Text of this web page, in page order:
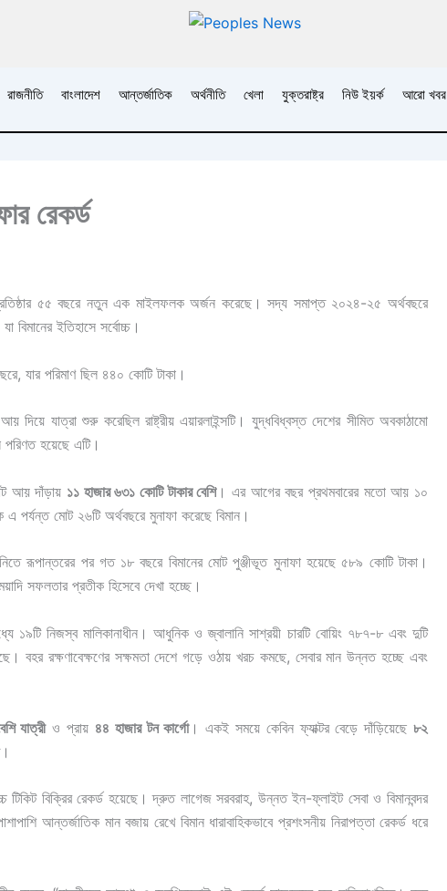
রাজনীতি বাংলাদেশ আন্তর্জাতিক অর্থনীতি খেলা যুক্তরাষ্ট্র নিউ ইয়র্ক আরো খবর
রেকর্ড
৫৫ বছরে নতুন এক মাইলফলক অর্জন করেছে। সদ্য সমাপ্ত ২০২৪-২৫ অর্থবছরে
বিমানের ইতিহাসে সর্বোচ্চ।
যার পরিমাণ ছিল ৪৪০ কোটি টাকা।
যাত্রা শুরু করেছিল রাষ্ট্রীয় এয়ারলাইন্সটি। যুদ্ধবিধ্বস্ত দেশের সীমিত অবকাঠামো
পরিণত হয়েছে এটি।
আয় দাঁড়ায় ১১ হাজার ৬৩১ কোটি টাকার বেশি। এর আগের বছর প্রথমবারের মতো আয় ১০
পর্যন্ত মোট ২৬টি অর্থবছরে মুনাফা করেছে বিমান।
রূপান্তরের পর গত ১৮ বছরে বিমানের মোট পুঞ্জীভূত মুনাফা হয়েছে ৫৮৯ কোটি টাকা।
সফলতার প্রতীক হিসেবে দেখা হচ্ছে।
১৯টি নিজস্ব মালিকানাধীন। আধুনিক ও জ্বালানি সাশ্রয়ী চারটি বোয়িং ৭৮৭-৮ এবং দুটি
বহর রক্ষণাবেক্ষণের সক্ষমতা দেশে গড়ে ওঠায় খরচ কমছে, সেবার মান উন্নত হচ্ছে এবং
যাত্রীও প্রায় ৪৪ হাজার টন কার্গো। একই সময়ে কেবিন ফ্যাক্টর বেড়ে দাঁড়িয়েছে৮২
টিকিট বিক্রির রেকর্ড হয়েছে। দ্রুত লাগেজ সরবরাহ, উন্নত ইন-ফ্লাইট সেবা ও বিমানবন্দর
আন্তর্জাতিক মান বজায় রেখে বিমান ধারাবাহিকভাবে প্রশংসনীয় নিরাপত্তা রেকর্ড ধরে